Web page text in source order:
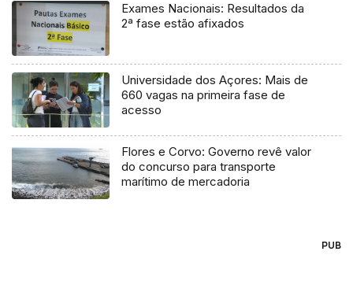
Exames Nacionais: Resultados da
2ª fase estão afixados
Universidade dos Açores: Mais de
660 vagas na primeira fase de
acesso
Flores e Corvo: Governo revê valor
do concurso para transporte
marítimo de mercadoria
PUB